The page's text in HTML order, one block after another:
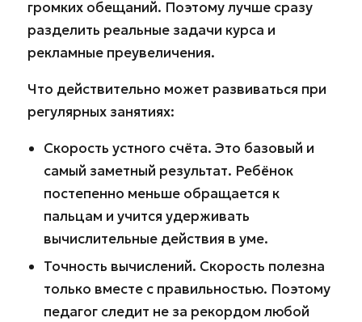
громких обещаний. Поэтому лучше сразу
разделить реальные задачи курса и
рекламные преувеличения.
Что действительно может развиваться при
регулярных занятиях:
Скорость устного счёта. Это базовый и
самый заметный результат. Ребёнок
постепенно меньше обращается к
пальцам и учится удерживать
вычислительные действия в уме.
Точность вычислений. Скорость полезна
только вместе с правильностью. Поэтому
педагог следит не за рекордом любой